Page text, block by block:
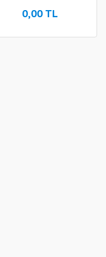
0,00 TL